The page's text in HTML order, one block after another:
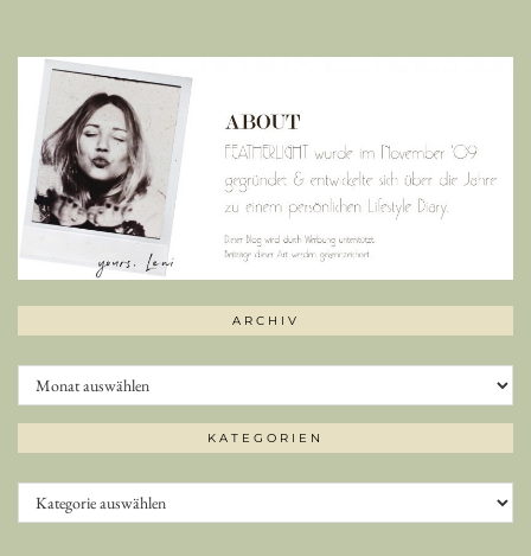
ARCHIV
Archiv
KATEGORIEN
Kategorien